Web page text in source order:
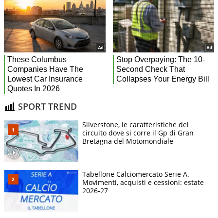
SPORT TREND
Silverstone, le caratteristiche del
circuito dove si corre il Gp di Gran
Bretagna del Motomondiale
Tabellone Calciomercato Serie A.
Movimenti, acquisti e cessioni: estate
2026-27